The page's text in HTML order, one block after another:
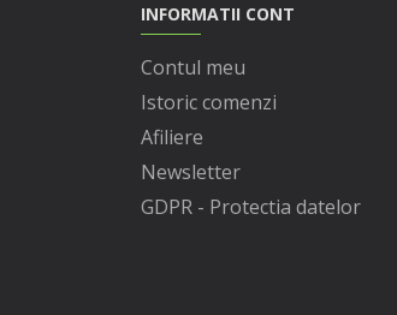
INFORMATII CONT
Contul meu
Istoric comenzi
Afiliere
Newsletter
GDPR - Protectia datelor